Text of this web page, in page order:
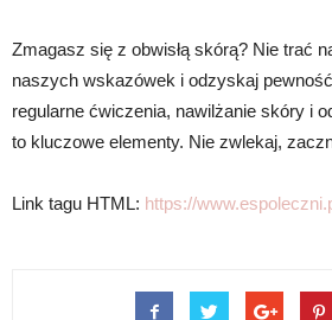
Zmagasz się z obwisłą skórą? Nie trać
naszych wskazówek i odzyskaj
regularne ćwiczenia, nawilżanie skóry i
to kluczowe elementy. Nie zwlekaj,
Link tagu HTML: https://